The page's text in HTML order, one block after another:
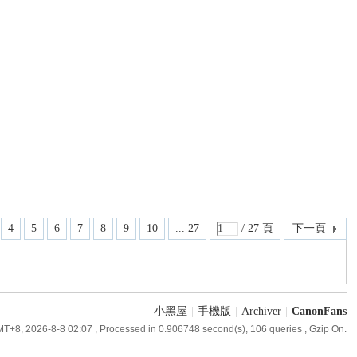
4 5 6 7 8 9 10 ... 27 / 27 頁 下一頁
小黑屋 手機版 Archiver CanonFans
2026-8-8 02:07 , Processed in 0.906748 second(s), 106 queries , Gzip On.